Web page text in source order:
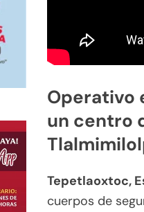
Operativo
un centro
Tepetlaoxtoc,
cuerpos de